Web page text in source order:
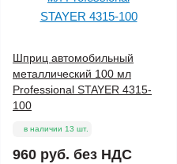
Шприц автомобильный
металлический 100 мл
Professional STAYER 4315-
100
в наличии 13 шт.
960 руб. без НДС